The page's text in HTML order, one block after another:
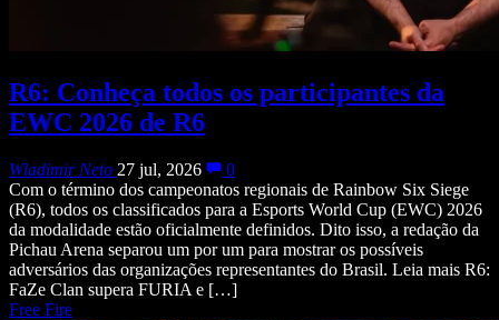
R6: Conheça todos os participantes da
EWC 2026 de R6
Wladimir Neto 27 jul, 2026
0
Com o término dos campeonatos regionais de Rainbow Six Siege
(R6), todos os classificados para a Esports World Cup (EWC) 2026
da modalidade estão oficialmente definidos. Dito isso, a redação da
Pichau Arena separou um por um para mostrar os possíveis
adversários das organizações representantes do Brasil. Leia mais R6:
FaZe Clan supera FURIA e […]
Free Fire